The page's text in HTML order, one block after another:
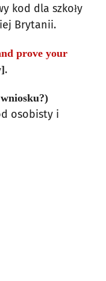
kod dla szkoły
Brytanii.
prove your
.
osobisty i